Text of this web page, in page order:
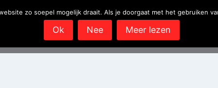
Offline Over MBR design
zo soepel mogelijk draait. Als je doorgaat met het gebruiken
Ok Nee Meer lezen